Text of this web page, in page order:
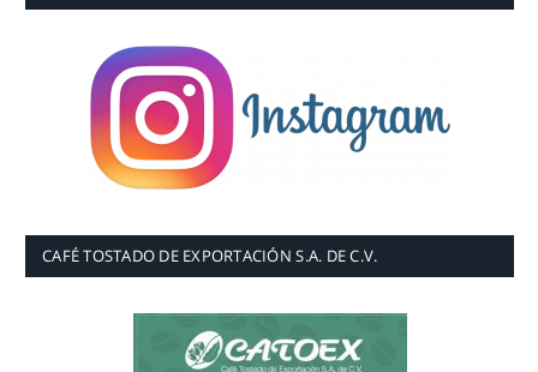
CAFÉ TOSTADO DE EXPORTACIÓN S.A. DE C.V.